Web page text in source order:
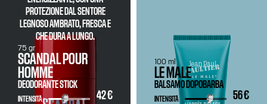
PROTEZIONE DAL SENTORE
LEGNOSO AMBRATO, FRESCA E
CHE DURA A LUNGO.
SCANDAL POUR
HOMME
DEODORANTE STICK
42 €
INTENSITÀ
75 gr
LE MALE
BALSAMO DOPOBARBA
56 €
INTENSITÀ
100 ml